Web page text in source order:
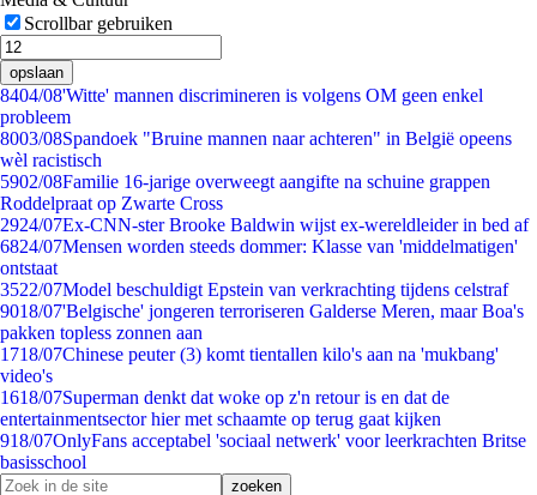
Scrollbar gebruiken
opslaan
8404/08'Witte' mannen discrimineren is volgens OM geen enkel
probleem
8003/08Spandoek "Bruine mannen naar achteren" in België opeens
wèl racistisch
5902/08Familie 16-jarige overweegt aangifte na schuine grappen
Roddelpraat op Zwarte Cross
2924/07Ex-CNN-ster Brooke Baldwin wijst ex-wereldleider in bed af
6824/07Mensen worden steeds dommer: Klasse van 'middelmatigen'
ontstaat
3522/07Model beschuldigt Epstein van verkrachting tijdens celstraf
9018/07'Belgische' jongeren terroriseren Galderse Meren, maar Boa's
pakken topless zonnen aan
1718/07Chinese peuter (3) komt tientallen kilo's aan na 'mukbang'
video's
1618/07Superman denkt dat woke op z'n retour is en dat de
entertainmentsector hier met schaamte op terug gaat kijken
918/07OnlyFans acceptabel 'sociaal netwerk' voor leerkrachten Britse
basisschool